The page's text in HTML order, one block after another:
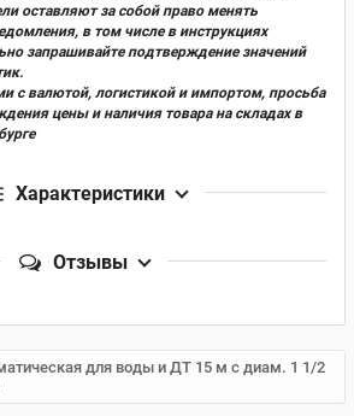
оставляют за собой право менять
в том числе в инструкциях
запрашивайте подтверждение значений
с валютой, логистикой и импортом, просьба
цены и наличия товара на складах в
Характеристики
Отзывы
для воды и ДТ 15 м с диам. 1 1/2